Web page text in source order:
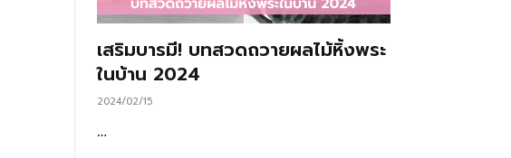
เสริมบารมี! บทสวดถวายผลไม้หิ้งพระ
ในบ้าน 2024
2024/02/15
…